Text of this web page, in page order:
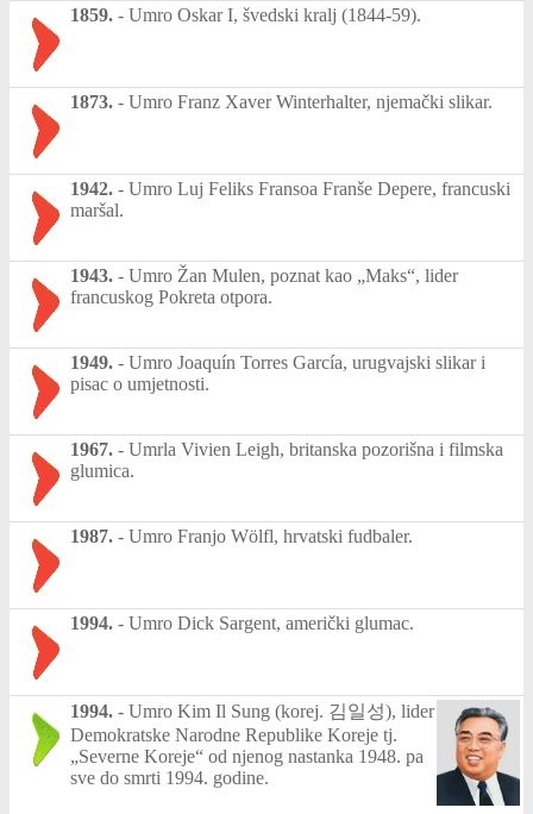
1859. - Umro Oskar I, švedski kralj (1844-59).
1873. - Umro Franz Xaver Winterhalter, njemački slikar.
1942. - Umro Luj Feliks Fransoa Franše Depere, francuski
maršal.
1943. - Umro Žan Mulen, poznat kao „Maks“, lider
francuskog Pokreta otpora.
1949. - Umro Joaquín Torres García, urugvajski slikar i
pisac o umjetnosti.
1967. - Umrla Vivien Leigh, britanska pozorišna i filmska
glumica.
1987. - Umro Franjo Wölfl, hrvatski fudbaler.
1994. - Umro Dick Sargent, američki glumac.
1994. - Umro Kim Il Sung (korej. 김일성), lider
Demokratske Narodne Republike Koreje tj.
„Severne Koreje“ od njenog nastanka 1948. pa
sve do smrti 1994. godine.